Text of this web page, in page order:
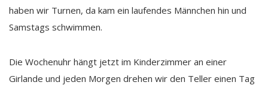
haben wir Turnen, da kam ein laufendes Männchen hin und
Samstags schwimmen.
Die Wochenuhr hängt jetzt im Kinderzimmer an einer
Girlande und jeden Morgen drehen wir den Teller einen Tag